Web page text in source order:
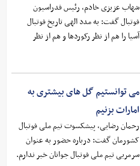
شهاب عزیزی خادم، رئیس فدراسیون
فوتبال گفت: به مدد الهی تاریخ فوتبال
آسیا را هم از نظر رکوردها و هم از نظر
می توانستیم گل های بیشتری به
امارات بزنیم
رحمان رضایی، پیشکسوت تیم ملی فوتبال
کشورمان گفت: درباره حضور به عنوان
سرمربی تیم ملی فوتبال جوانان خبر ندارم.